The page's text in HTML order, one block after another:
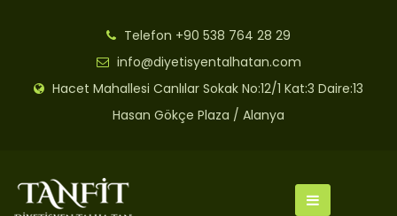
Telefon +90 538 764 28 29
info@diyetisyentalhatan.com
Hacet Mahallesi Canlılar Sokak No:12/1 Kat:3 Daire:13
Hasan Gökçe Plaza / Alanya